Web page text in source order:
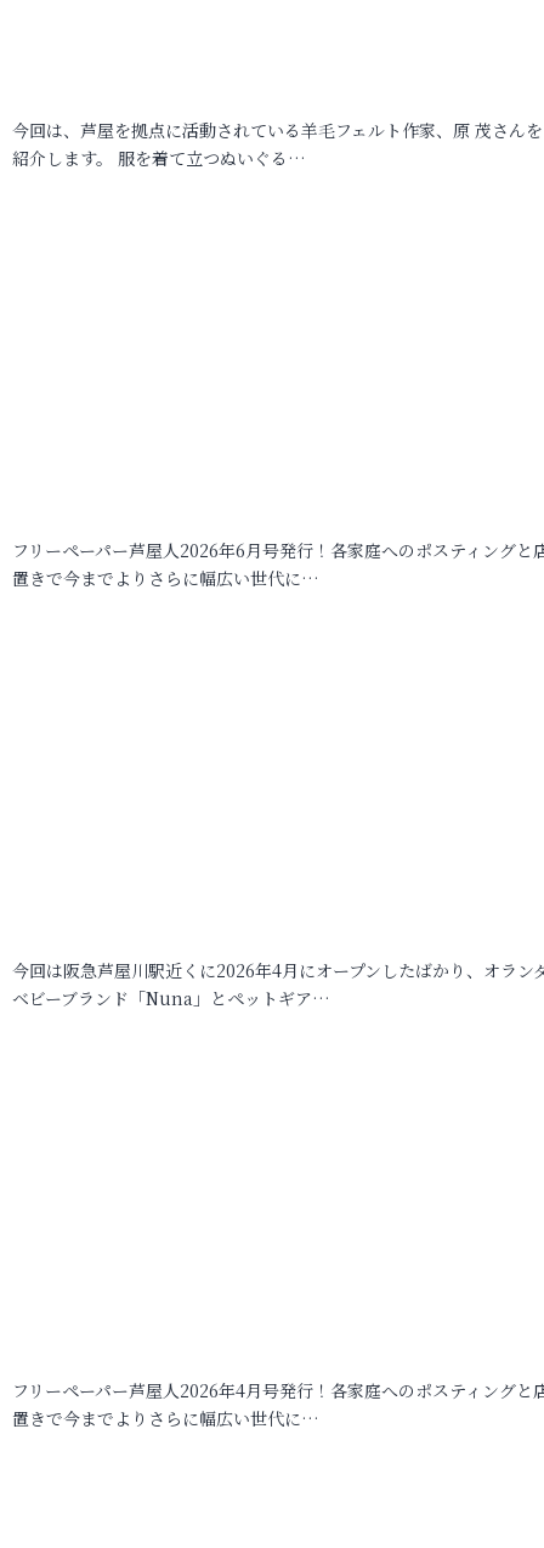
今回は、芦屋を拠点に活動されている羊毛フェルト作家、原 茂さん
紹介します。 服を着て立つぬいぐる…
フリーペーパー芦屋人2026年6月号発行！各家庭へのポスティングと
置きで今までよりさらに幅広い世代に…
今回は阪急芦屋川駅近くに2026年4月にオープンしたばかり、オラン
ベビーブランド「Nuna」とペットギア…
フリーペーパー芦屋人2026年4月号発行！各家庭へのポスティングと
置きで今までよりさらに幅広い世代に…